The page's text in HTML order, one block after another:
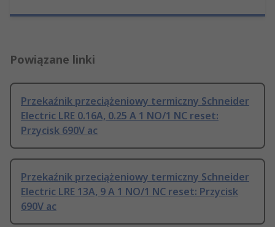
Powiązane linki
Przekaźnik przeciążeniowy termiczny Schneider
Electric LRE 0.16A, 0.25 A 1 NO/1 NC reset:
Przycisk 690V ac
Przekaźnik przeciążeniowy termiczny Schneider
Electric LRE 13A, 9 A 1 NO/1 NC reset: Przycisk
690V ac